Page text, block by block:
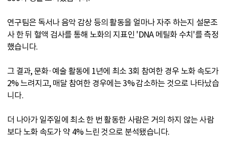
연구팀은 독서나 음악 감상 등의 활동을 얼마나 자주 하는지 설문조
사 한 뒤 혈액 검사를 통해 노화의 지표인 'DNA 메틸화 수치'를 측정
했습니다.
그 결과, 문화·예술 활동에 1년에 최소 3회 참여한 경우 노화 속도가
2% 느려지고, 매달 참여한 경우에는 3% 감소하는 것으로 나타났습
니다.
더 나아가 일주일에 최소 한 번 활동한 사람은 거의 하지 않는 사람
보다 노화 속도가 약 4% 느린 것으로 분석됐습니다.